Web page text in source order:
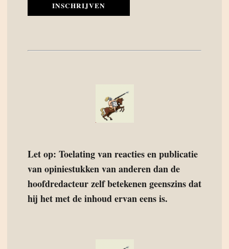
INSCHRIJVEN
Let op: Toelating van reacties en publicatie
van opiniestukken van anderen dan de
hoofdredacteur zelf betekenen geenszins dat
hij het met de inhoud ervan eens is.